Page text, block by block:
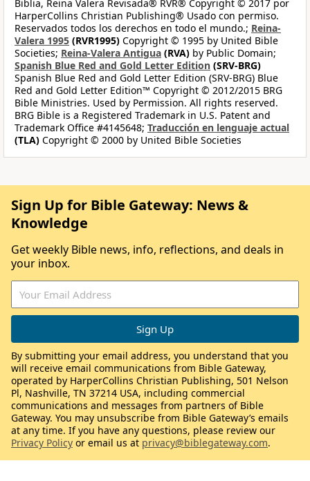
Biblia, Reina Valera Revisada® RVR® Copyright © 2017 por
HarperCollins Christian Publishing® Usado con permiso.
Reservados todos los derechos en todo el mundo.; Reina-
Valera 1995 (RVR1995) Copyright © 1995 by United Bible
Societies; Reina-Valera Antigua (RVA) by Public Domain;
Spanish Blue Red and Gold Letter Edition (SRV-BRG)
Spanish Blue Red and Gold Letter Edition (SRV-BRG) Blue
Red and Gold Letter Edition™ Copyright © 2012/2015 BRG
Bible Ministries. Used by Permission. All rights reserved.
BRG Bible is a Registered Trademark in U.S. Patent and
Trademark Office #4145648; Traducción en lenguaje actual
(TLA) Copyright © 2000 by United Bible Societies
Sign Up for Bible Gateway: News &
Knowledge
Get weekly Bible news, info, reflections, and deals in
your inbox.
By submitting your email address, you understand that you
will receive email communications from Bible Gateway,
operated by HarperCollins Christian Publishing, 501 Nelson
Pl, Nashville, TN 37214 USA, including commercial
communications and messages from partners of Bible
Gateway. You may unsubscribe from Bible Gateway’s emails
at any time. If you have any questions, please review our
Privacy Policy or email us at privacy@biblegateway.com.